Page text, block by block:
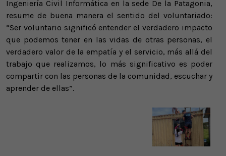
Ingeniería Civil Informática en la sede De la Patagonia,
resume de buena manera el sentido del voluntariado:
“Ser voluntario significó entender el verdadero impacto
que podemos tener en las vidas de otras personas, el
verdadero valor de la empatía y el servicio, más allá del
trabajo que realizamos, lo más significativo es poder
compartir con las personas de la comunidad, escuchar y
aprender de ellas”.